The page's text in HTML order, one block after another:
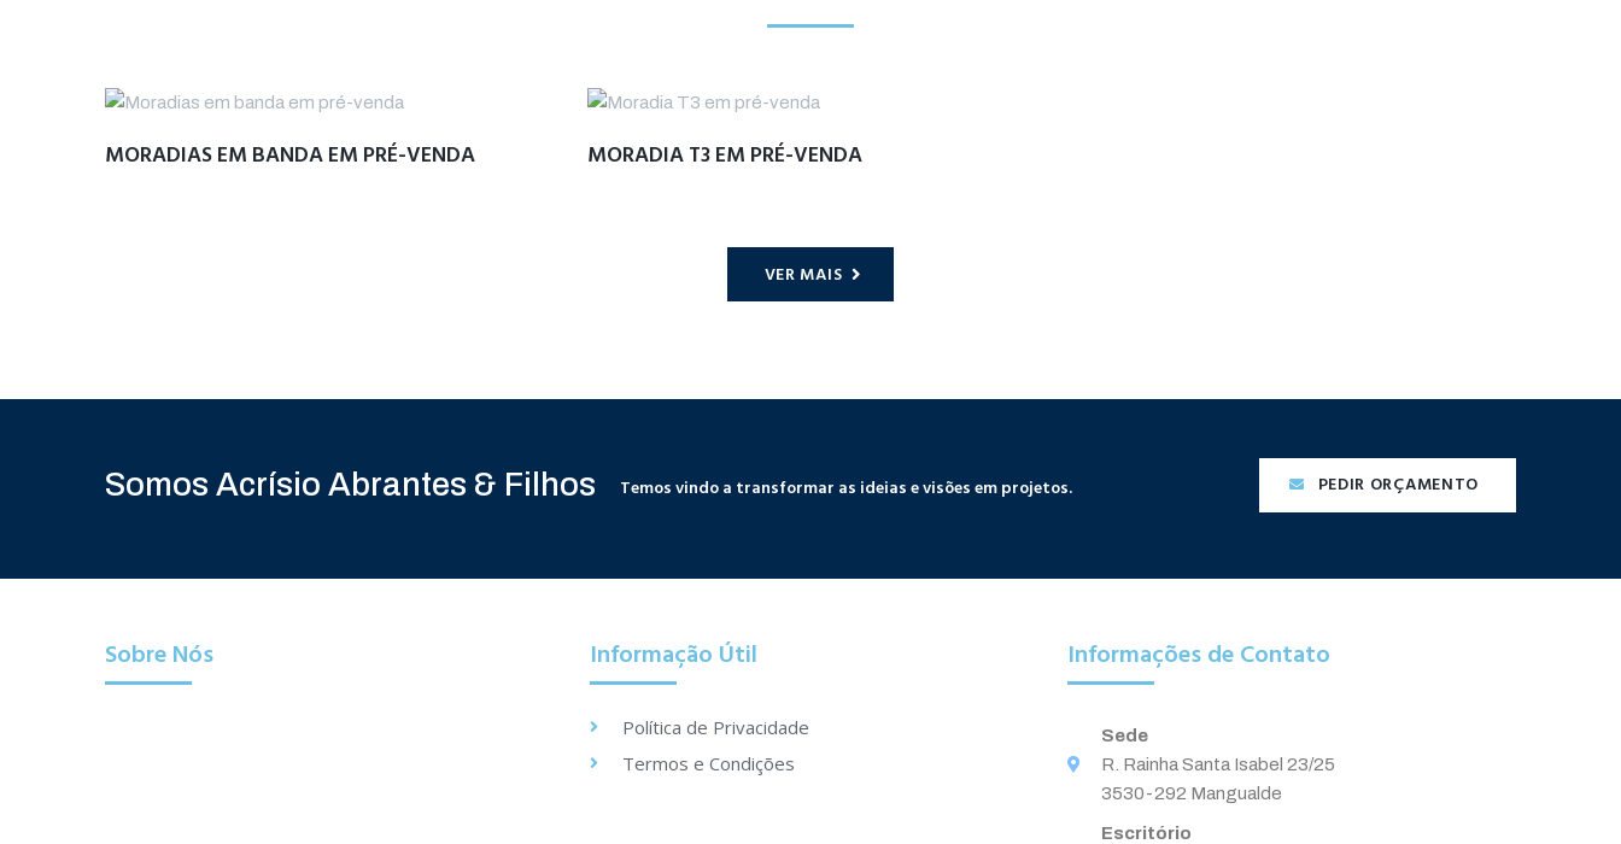
MORADIAS EM BANDA EM PRÉ-VENDA MORADIA T3 EM PRÉ-VENDA
VER MAIS
Somos Acrísio Abrantes & Filhos Temos vindo a transformar as ideias e visões em projetos. PEDIR ORÇAMENTO
Sobre Nós​ Informação Útil
Política de Privacidade
Termos e Condições
Informações de Contato
Sede
R. Rainha Santa Isabel 23/25
3530-292 Mangualde
Escritório